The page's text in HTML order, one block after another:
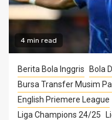
4 min read
Berita Bola Inggris Bola
Bursa Transfer Musim
English Priemere League
Liga Champions 24/25